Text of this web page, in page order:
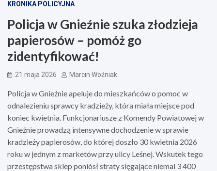
KRONIKA POLICYJNA
Policja w Gnieźnie szuka złodzieja
papierosów – pomóż go
zidentyfikować!
21 maja 2026 Marcin Woźniak
Policja w Gnieźnie apeluje do mieszkańców o pomoc w
odnalezieniu sprawcy kradzieży, która miała miejsce pod
koniec kwietnia. Funkcjonariusze z Komendy Powiatowej w
Gnieźnie prowadzą intensywne dochodzenie w sprawie
kradzieży papierosów, do której doszło 30 kwietnia 2026
roku w jednym z marketów przy ulicy Leśnej. Wskutek tego
przestępstwa sklep poniósł straty sięgające niemal 3 400